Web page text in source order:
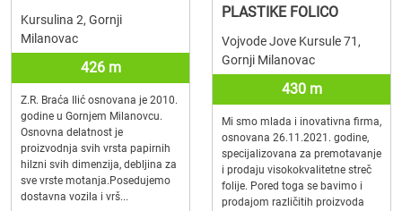
Kursulina 2, Gornji
Milanovac
426 m
Z.R. Braća Ilić osnovana je 2010.
godine u Gornjem Milanovcu.
Osnovna delatnost je
proizvodnja svih vrsta papirnih
hilzni svih dimenzija, debljina za
sve vrste motanja.Posedujemo
dostavna vozila i vrš...
PLASTIKE FOLICO
Vojvode Jove Kursule 71,
Gornji Milanovac
430 m
Mi smo mlada i inovativna firma,
osnovana 26.11.2021. godine,
specijalizovana za premotavanje
i prodaju visokokvalitetne streč
folije. Pored toga se bavimo i
prodajom različitih proizvoda